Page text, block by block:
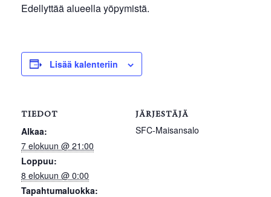
Edellyttää alueella yöpymistä.
Lisää kalenteriin
TIEDOT
Alkaa:
7 elokuun @ 21:00
Loppuu:
8 elokuun @ 0:00
Tapahtumaluokka:
JÄRJESTÄJÄ
SFC-Maisansalo